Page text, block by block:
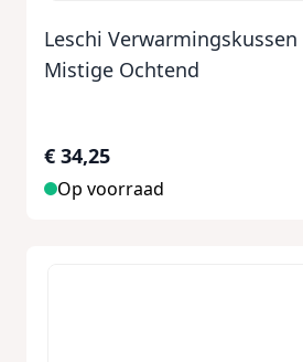
Leschi Verwarmingskussen
Mistige Ochtend
€ 34,25
Op voorraad